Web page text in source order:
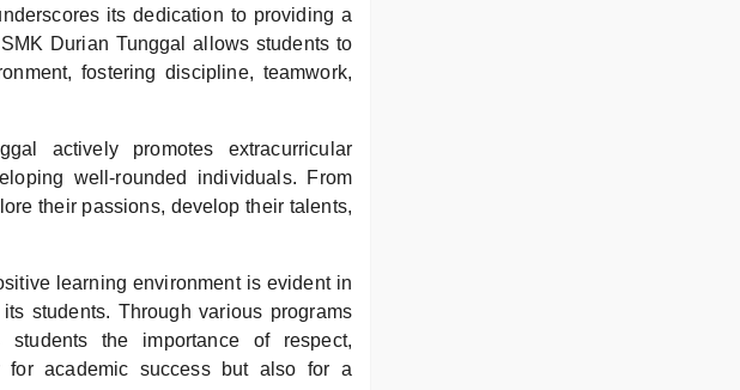
its dedication to providing a
Durian Tunggal allows students to
fostering discipline, teamwork,
actively promotes extracurricular
well-rounded individuals. From
their passions, develop their talents,
learning environment is evident in
students. Through various programs
the importance of respect,
for academic success but also for a